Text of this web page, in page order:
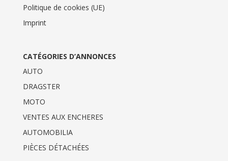
Politique de cookies (UE)
Imprint
CATÉGORIES D’ANNONCES
AUTO
DRAGSTER
MOTO
VENTES AUX ENCHERES
AUTOMOBILIA
PIÈCES DÉTACHÉES